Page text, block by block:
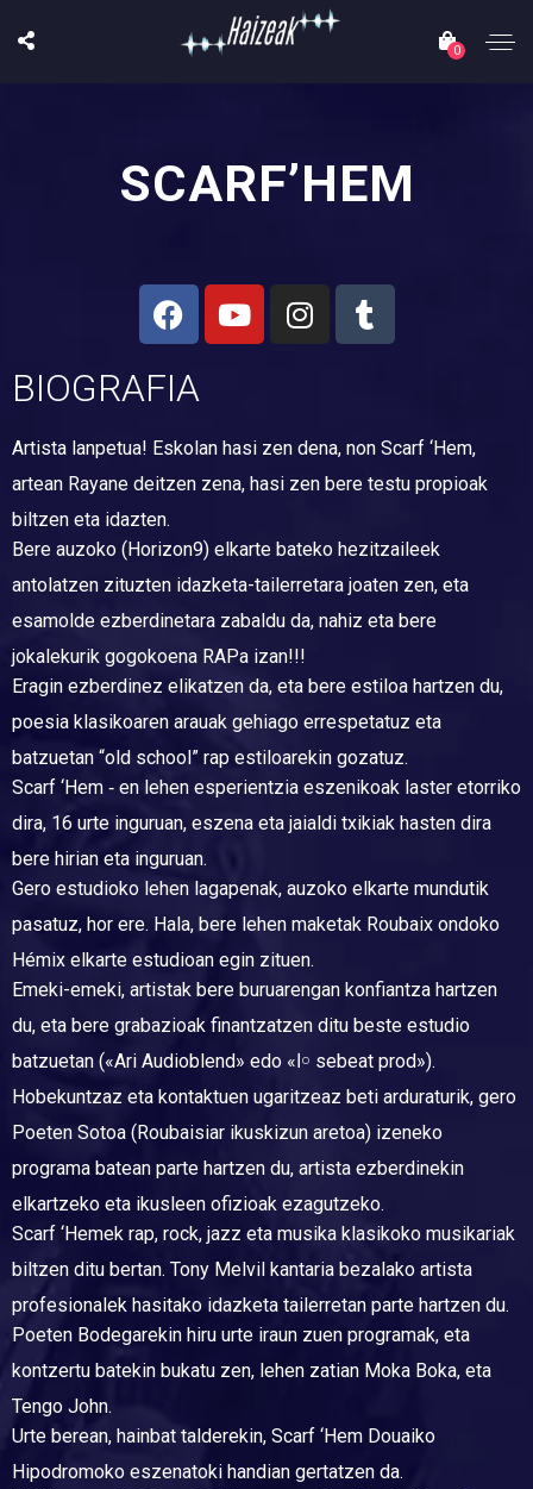
0
SCARF’HEM
BIOGRAFIA
Artista lanpetua! Eskolan hasi zen dena, non Scarf ‘Hem,
artean Rayane deitzen zena, hasi zen bere testu propioak
biltzen eta idazten.
Bere auzoko (Horizon9) elkarte bateko hezitzaileek
antolatzen zituzten idazketa-tailerretara joaten zen, eta
esamolde ezberdinetara zabaldu da, nahiz eta bere
jokalekurik gogokoena RAPa izan!!!
Eragin ezberdinez elikatzen da, eta bere estiloa hartzen du,
poesia klasikoaren arauak gehiago errespetatuz eta
batzuetan “old school” rap estiloarekin gozatuz.
Scarf ‘Hem ‑ en lehen esperientzia eszenikoak laster etorriko
dira, 16 urte inguruan, eszena eta jaialdi txikiak hasten dira
bere hirian eta inguruan.
Gero estudioko lehen lagapenak, auzoko elkarte mundutik
pasatuz, hor ere. Hala, bere lehen maketak Roubaix ondoko
Hémix elkarte estudioan egin zituen.
Emeki-emeki, artistak bere buruarengan konfiantza hartzen
du, eta bere grabazioak finantzatzen ditu beste estudio
batzuetan («Ari Audioblend» edo «ا￮ sebeat prod»).
Hobekuntzaz eta kontaktuen ugaritzeaz beti arduraturik, gero
Poeten Sotoa (Roubaisiar ikuskizun aretoa) izeneko
programa batean parte hartzen du, artista ezberdinekin
elkartzeko eta ikusleen ofizioak ezagutzeko.
Scarf ‘Hemek rap, rock, jazz eta musika klasikoko musikariak
biltzen ditu bertan. Tony Melvil kantaria bezalako artista
profesionalek hasitako idazketa tailerretan parte hartzen du.
Poeten Bodegarekin hiru urte iraun zuen programak, eta
kontzertu batekin bukatu zen, lehen zatian Moka Boka, eta
Tengo John.
Urte berean, hainbat talderekin, Scarf ‘Hem Douaiko
Hipodromoko eszenatoki handian gertatzen da.